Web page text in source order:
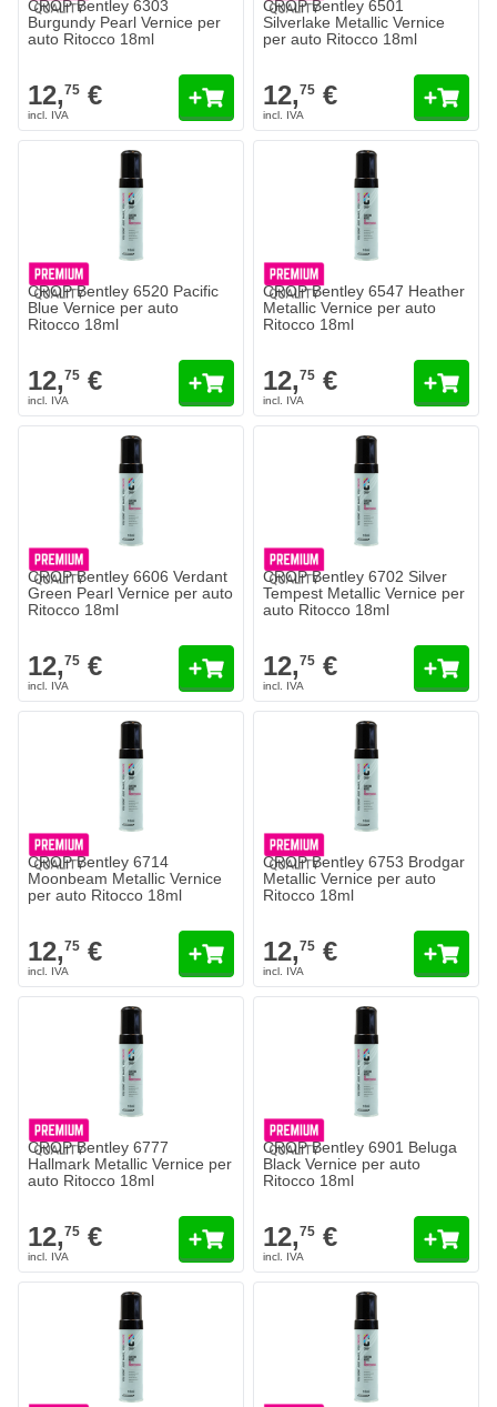
CROP Bentley 6303
Burgundy Pearl Vernice per
auto Ritocco 18ml
12,75 €
CROP Bentley 6501
Silverlake Metallic Vernice
per auto Ritocco 18ml
12,75 €
CROP Bentley 6520 Pacific
Blue Vernice per auto
Ritocco 18ml
12,75 €
CROP Bentley 6547 Heather
Metallic Vernice per auto
Ritocco 18ml
12,75 €
CROP Bentley 6606 Verdant
Green Pearl Vernice per auto
Ritocco 18ml
12,75 €
CROP Bentley 6702 Silver
Tempest Metallic Vernice per
auto Ritocco 18ml
12,75 €
CROP Bentley 6714
Moonbeam Metallic Vernice
per auto Ritocco 18ml
12,75 €
CROP Bentley 6753 Brodgar
Metallic Vernice per auto
Ritocco 18ml
12,75 €
CROP Bentley 6777
Hallmark Metallic Vernice per
auto Ritocco 18ml
12,75 €
CROP Bentley 6901 Beluga
Black Vernice per auto
Ritocco 18ml
12,75 €